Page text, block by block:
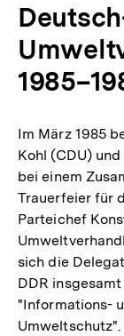
Im März 1985
Kohl (CDU)
bei einem
Trauerfeier für
Parteichef
sich die
DDR
"Informations-